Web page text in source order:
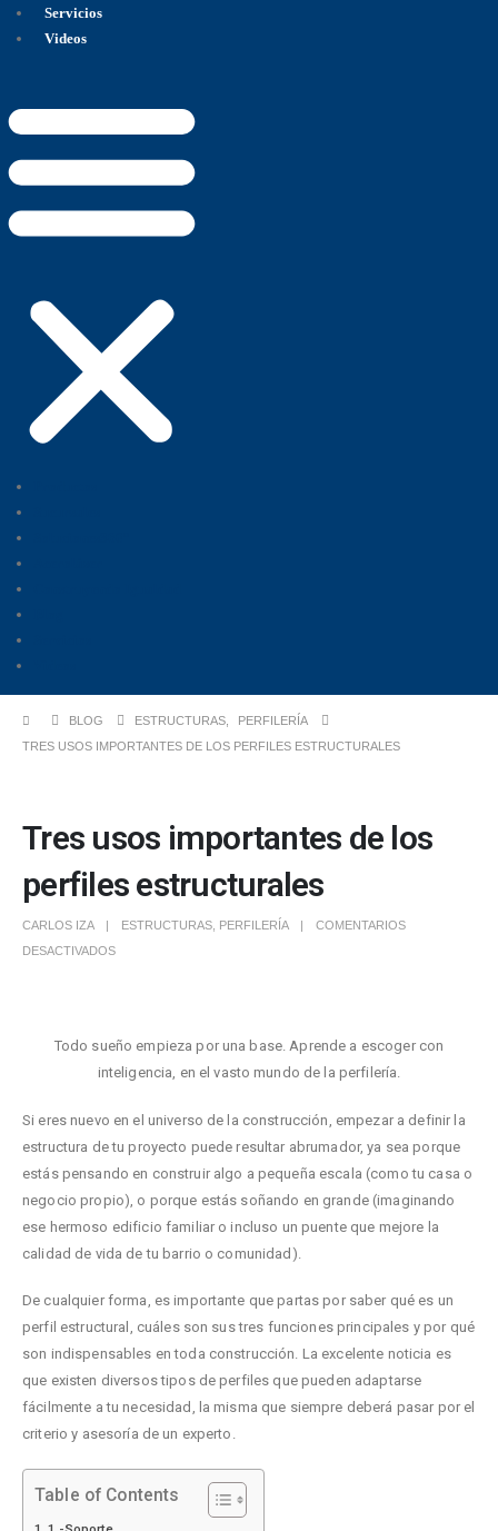
Servicios
Videos
BLOG ESTRUCTURAS
PERFILERÍA
TRES USOS IMPORTANTES DE LOS PERFILES ESTRUCTURALES
Tres usos importantes de los
perfiles estructurales
CARLOS IZA ESTRUCTURAS PERFILERÍA
COMENTARIOS
DESACTIVADOS
Todo sueño empieza por una base. Aprende a escoger con
inteligencia, en el vasto mundo de la perfilería.
Si eres nuevo en el universo de la construcción, empezar a definir la
estructura de tu proyecto puede resultar abrumador, ya sea porque
estás pensando en construir algo a pequeña escala (como tu casa o
negocio propio), o porque estás soñando en grande (imaginando
ese hermoso edificio familiar o incluso un puente que mejore la
calidad de vida de tu barrio o comunidad).
De cualquier forma, es importante que partas por saber qué es un
perfil estructural, cuáles son sus tres funciones principales y por qué
son indispensables en toda construcción. La excelente noticia es
que existen diversos tipos de perfiles que pueden adaptarse
fácilmente a tu necesidad, la misma que siempre deberá pasar por el
criterio y asesoría de un experto.
Table of Contents